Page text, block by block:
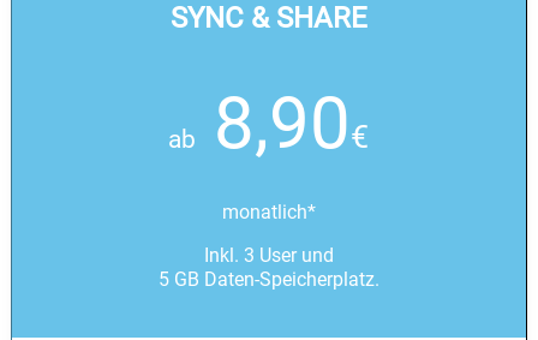
SYNC & SHARE
ab 8,90€
monatlich*
Inkl. 3 User und
5 GB Daten-Speicherplatz.